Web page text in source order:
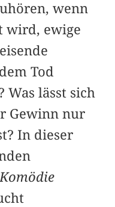
wenn
wird, ewige
Tod
Was lässt sich
Gewinn nur
In dieser